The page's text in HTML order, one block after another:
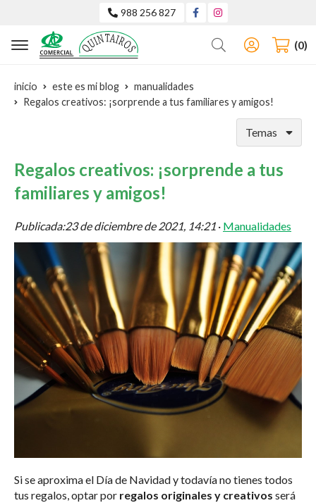
988 256 827
Buscar 0
inicio este es mi blog
manualidades
Regalos creativos: ¡sorprende a tus familiares y amigos!
Temas
Regalos creativos: ¡sorprende a tus
familiares y amigos!
Publicada:23 de diciembre de 2021, 14:21 · Manualidades
Si se aproxima el Día de Navidad y todavía no tienes todos
tus regalos, optar por regalos originales y creativos será